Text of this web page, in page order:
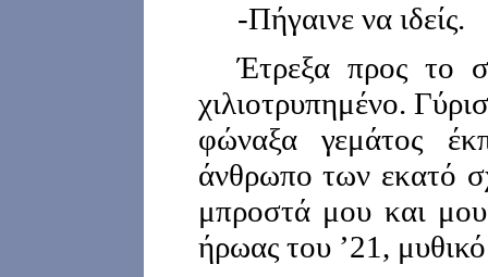
-Πήγαινε να ιδείς.
Έτρεξα προς το
χιλιοτρυπημένο.
φώναξα γεμάτος
άνθρωπο των εκατό
μπροστά μου και
ήρωας του ’21,